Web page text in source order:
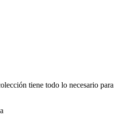
tiene todo lo necesario para